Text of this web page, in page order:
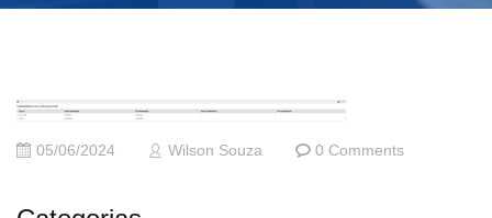
05/06/2024 Wilson Souza 0 Comments